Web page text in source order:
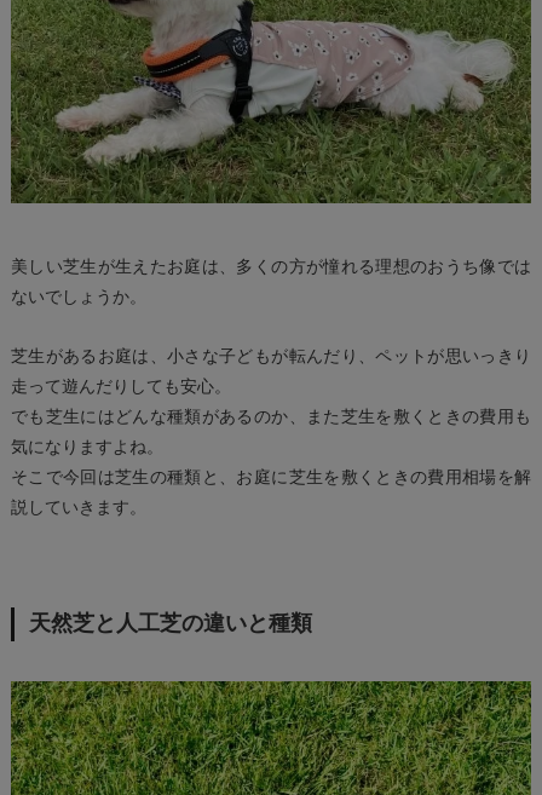
美しい芝生が生えたお庭は、多くの方が憧れる理想のおうち像では
ないでしょうか。
芝生があるお庭は、小さな子どもが転んだり、ペットが思いっきり
走って遊んだりしても安心。
でも芝生にはどんな種類があるのか、また芝生を敷くときの費用も
気になりますよね。
そこで今回は芝生の種類と、お庭に芝生を敷くときの費用相場を解
説していきます。
天然芝と人工芝の違いと種類